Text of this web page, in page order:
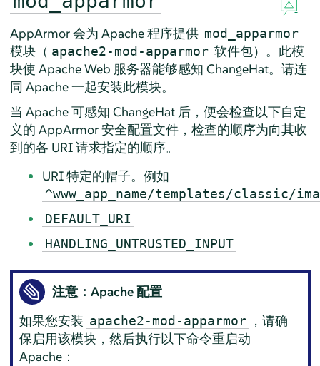
AppArmor会为 Apache 程序提供 mod_apparmor
模块（ apache2-mod-apparmor 软件包）。此模
块使 Apache Web 服务器能够感知 ChangeHat。请连
同 Apache 一起安装此模块。
当 Apache 可感知 ChangeHat 后，便会检查以下自定
义的 AppArmor安全配置文件，检查的顺序为向其收
到的各 URI 请求指定的顺序。
URI 特定的帽子。例如
^www_app_name/templates/classic/
DEFAULT_URI
HANDLING_UNTRUSTED_INPUT
注意：Apache 配置
如果您安装 apache2-mod-apparmor ，请确
保启用该模块，然后执行以下命令重启动
Apache：